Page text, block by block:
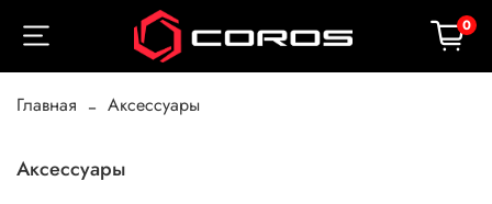
0
Главная Аксессуары
Аксессуары